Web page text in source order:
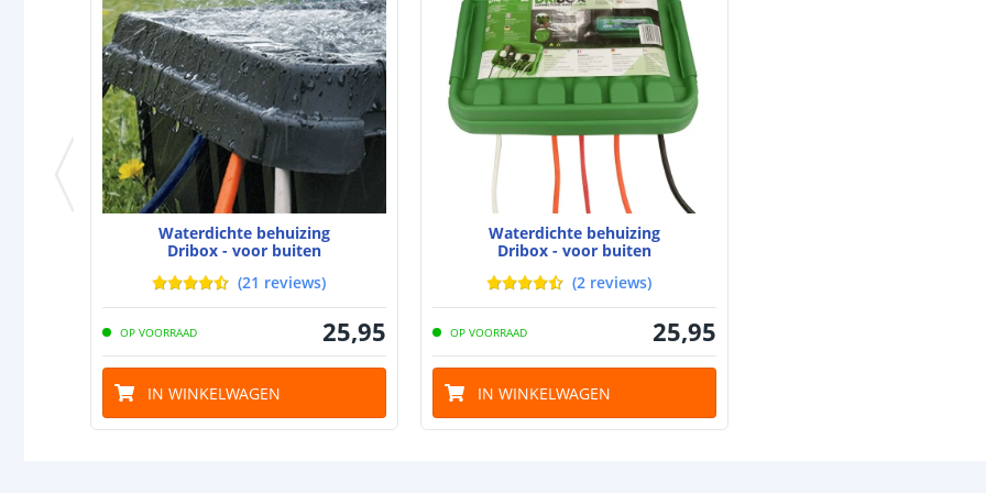
Waterdichte behuizing
Dribox - voor buiten
(21 reviews)
OP VOORRAAD 25,95
IN WINKELWAGEN
Waterdichte behuizing
Dribox - voor buiten
(2 reviews)
OP VOORRAAD 25,95
IN WINKELWAGEN